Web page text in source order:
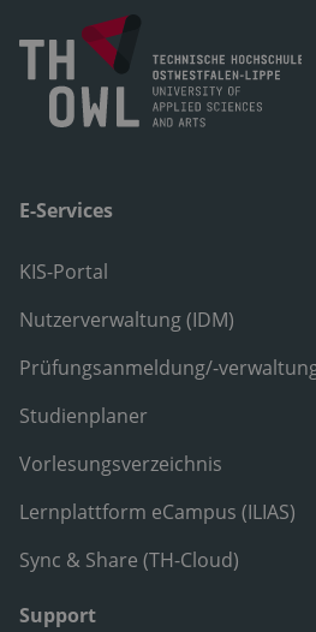
E-Services
KIS-Portal
Nutzerverwaltung (IDM)
Prüfungsanmeldung/-
Studienplaner
Vorlesungsverzeichnis
Lernplattform eCampus (ILIAS)
Sync & Share (TH-Cloud)
Support